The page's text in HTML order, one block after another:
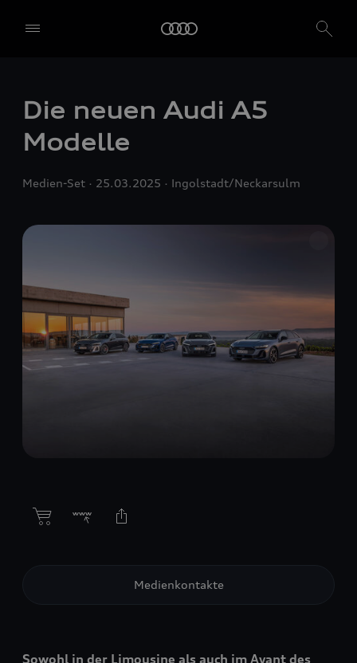
Die neuen Audi A5
Modelle
Medien-Set 25.03.2025 Ingolstadt/Neckarsulm
Medienkontakte
Sowohl in der Limousine als auch im Avant des